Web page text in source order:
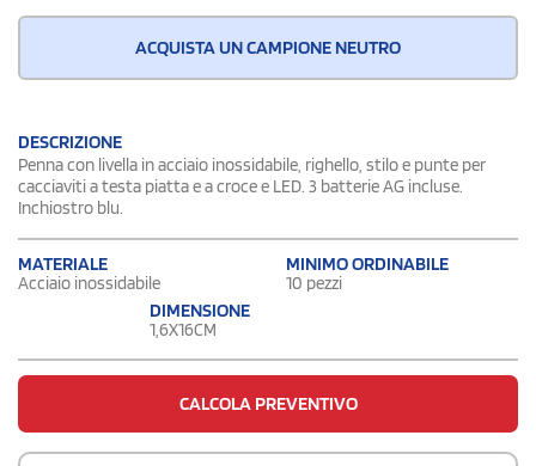
ACQUISTA UN CAMPIONE NEUTRO
DESCRIZIONE
Penna con livella in acciaio inossidabile, righello, stilo e punte per
cacciaviti a testa piatta e a croce e LED. 3 batterie AG incluse.
Inchiostro blu.
MATERIALE
Acciaio inossidabile
MINIMO ORDINABILE
10 pezzi
DIMENSIONE
1,6X16CM
CALCOLA PREVENTIVO